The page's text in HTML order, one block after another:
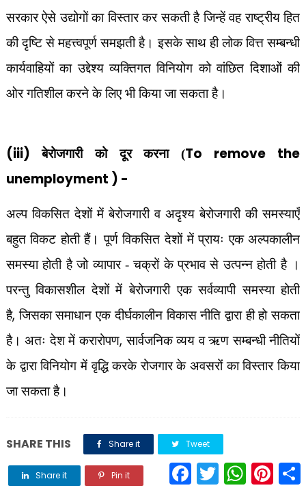
सरकार ऐसे उद्योगों का विस्तार कर सकती है जिन्हें वह राष्ट्रीय हित
की दृष्टि से महत्त्वपूर्ण समझती है। इसके साथ ही लोक वित्त सम्बन्धी
कार्यवाहियों का उद्देश्य व्यक्तिगत विनियोग को वांछित दिशाओं की
ओर गतिशील करने के लिए भी किया जा सकता है।
(iii)बेरोजगारी को दूर करना (To remove the
unemployment ) -
अल्प विकसित देशों में बेरोजगारी व अदृश्य बेरोजगारी की समस्याएँ
बहुत विकट होती हैं। पूर्ण विकसित देशों में प्रायः एक अल्पकालीन
समस्या होती है जो व्यापार - चक्रों के प्रभाव से उत्पन्न होती है ।
परन्तु विकासशील देशों में बेरोजगारी एक सर्वव्यापी समस्या होती
है,जिसका समाधान एक दीर्घकालीन विकास नीति द्वारा ही हो सकता
है। अतः देश में करारोपण,सार्वजनिक व्यय व ऋण सम्बन्धी नीतियों
के द्वारा विनियोग में वृद्धि करके रोजगार के अवसरों का विस्तार किया
जा सकता है।
SHARE THIS Share it Tweet
Share it Pin it Share it
a
T
w
W
h